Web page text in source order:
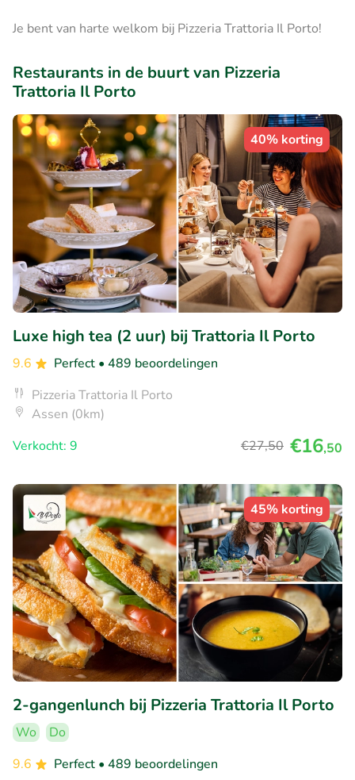
Je bent van harte welkom bij Pizzeria Trattoria Il Porto!
Restaurants in de buurt van Pizzeria
Trattoria Il Porto
40% korting
Luxe high tea (2 uur) bij Trattoria Il Porto
9.6 Perfect • 489 beoordelingen
Pizzeria Trattoria Il Porto
Assen (0km)
Verkocht: 9
€27,50 €16,50
45% korting
2-gangenlunch bij Pizzeria Trattoria Il Porto
Wo
Do
9.6
Perfect • 489 beoordelingen